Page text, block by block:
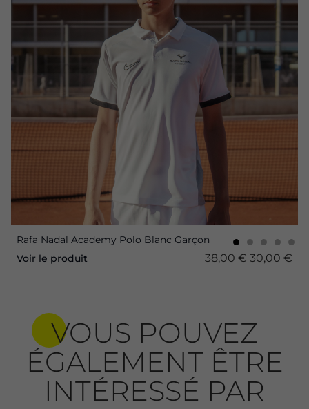
Rafa Nadal Academy Polo Blanc Garçon
Voir le produit
38,00 € 30,00 €
VOUS POUVEZ
ÉGALEMENT ÊTRE
INTÉRESSÉ PAR